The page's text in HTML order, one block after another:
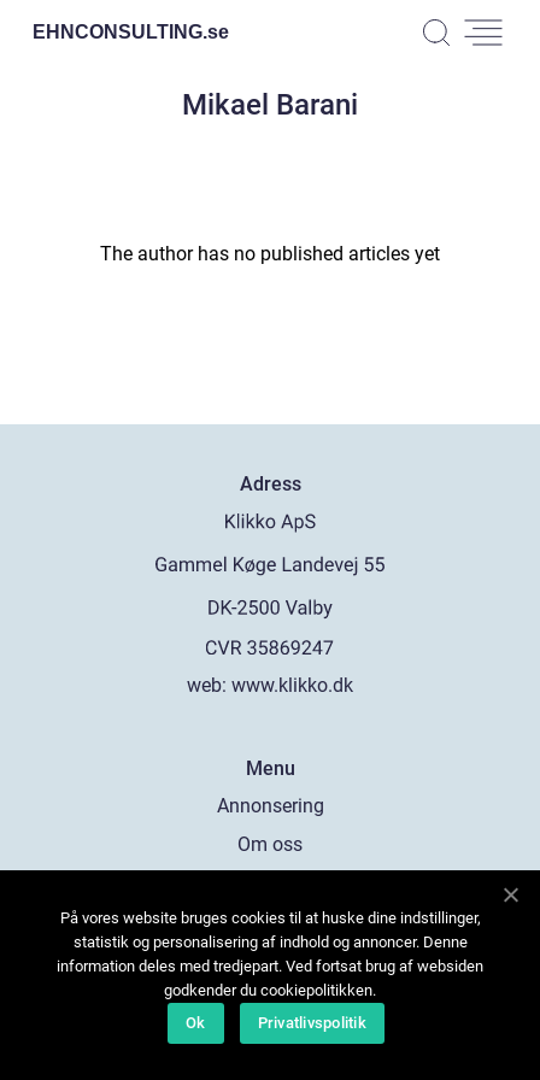
EHNCONSULTING.se
Mikael Barani
The author has no published articles yet
Adress
web: www.klikko.dk
Menu
Annonsering
Om oss
Kontakta oss
Sitemap
På vores website bruges cookies til at huske dine indstillinger,
statistik og personalisering af indhold og annoncer. Denne
information deles med tredjepart. Ved fortsat brug af websiden
godkender du cookiepolitikken.
Ok
Privatlivspolitik